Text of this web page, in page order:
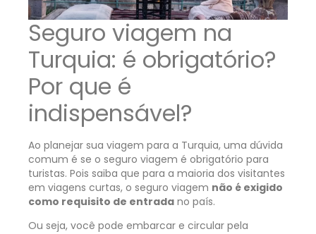
Seguro viagem na
Turquia: é obrigatório?
Por que é
indispensável?
Ao planejar sua viagem para a Turquia, uma dúvida
comum é se o seguro viagem é obrigatório para
turistas. Pois saiba que para a maioria dos visitantes
em viagens curtas, o seguro viagem não é exigido
como requisito de entrada no país.
Ou seja, você pode embarcar e circular pela